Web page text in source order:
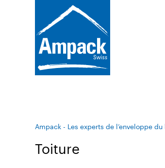
Ampack - Les experts de l’enveloppe
Toiture